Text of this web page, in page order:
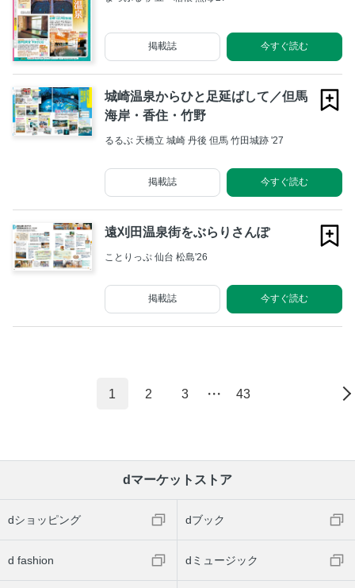
今すぐ読む
掲載誌
城崎温泉からひと足延ばして／但馬
海岸・香住・竹野
るるぶ 天橋立 城崎 丹後 但馬 竹田城跡 '27
今すぐ読む
掲載誌
遠刈田温泉街をぶらりさんぽ
ことりっぷ 仙台 松島'26
今すぐ読む
掲載誌
1 2 3 ・・・ 43
dマーケットストア
dショッピング dブック
d fashion dミュージック